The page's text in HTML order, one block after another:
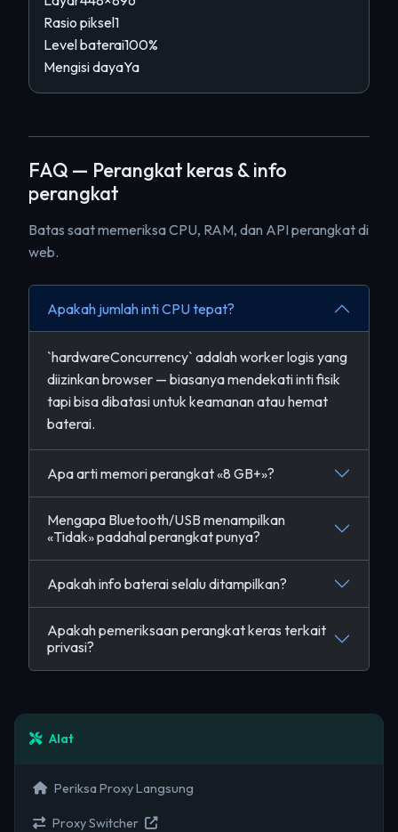
Rasio piksel1
Level baterai100%
Mengisi dayaYa
FAQ — Perangkat keras & info
perangkat
Batas saat memeriksa CPU, RAM, dan API perangkat di
web.
Apakah jumlah inti CPU tepat?
`hardwareConcurrency` adalah worker logis yang
diizinkan browser — biasanya mendekati inti fisik
tapi bisa dibatasi untuk keamanan atau hemat
baterai.
Apa arti memori perangkat «8 GB+»?
Mengapa Bluetooth/USB menampilkan
«Tidak» padahal perangkat punya?
Apakah info baterai selalu ditampilkan?
Apakah pemeriksaan perangkat keras terkait
privasi?
Alat
Periksa Proxy Langsung
Proxy Switcher